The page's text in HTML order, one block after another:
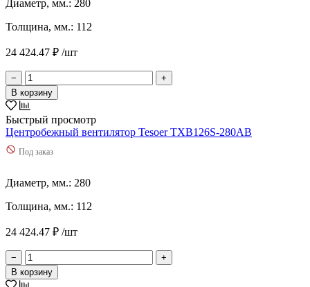
810(2)
830(2 )
840(3 )
850(3)
870(3)
90(4)
900( 2)
95(2)
Используются сейчас
Диаметр, мм.: 280
Толщина, мм.: 112
24 424.47 ₽ /шт
−
+
В корзину
Быстрый просмотр
Центробежный вентилятор Tesoer TXB126S-280AB
Под заказ
Диаметр, мм.: 280
Толщина, мм.: 112
24 424.47 ₽ /шт
−
+
В корзину